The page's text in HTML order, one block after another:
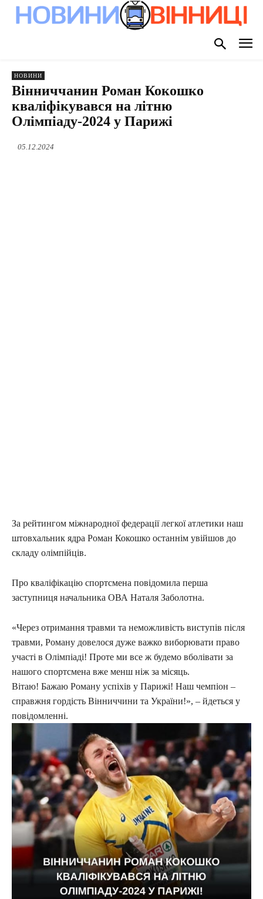
НОВИНИ
Вінниччанин Роман Кокошко
кваліфікувався на літню
Олімпіаду-2024 у Парижі
05.12.2024
За рейтингом міжнародної федерації легкої атлетики наш
штовхальник ядра Роман Кокошко останнім увійшов до
складу олімпійців.
Про кваліфікацію спортсмена повідомила перша
заступниця начальника ОВА Наталя Заболотна.
«Через отримання травми та неможливість виступів після
травми, Роману довелося дуже важко виборювати право
участі в Олімпіаді! Проте ми все ж будемо вболівати за
нашого спортсмена вже менш ніж за місяць.
Вітаю! Бажаю Роману успіхів у Парижі! Наш чемпіон –
справжня гордість Вінниччини та України!», – йдеться у
повідомленні.